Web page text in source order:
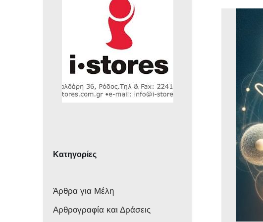
Κατηγορίες
Άρθρα για Μέλη
Αρθρογραφία και Δράσεις